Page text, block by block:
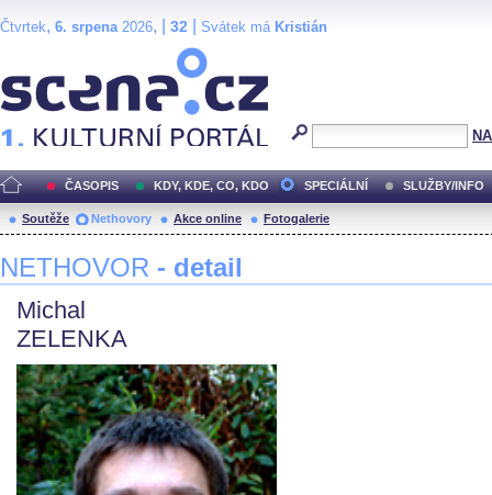
Čtvrtek, 6. srpena2026, | 32 Svátek má Kristián
ČASOPIS KDY, KDE, CO, KDO SPECIÁLNÍ SLUŽBY/INFO
Soutěže Nethovory Akce online Fotogalerie
NETHOVOR - detail
Michal
ZELENKA